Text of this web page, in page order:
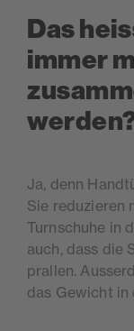
Das
immer
Ja, denn
Sie reduzieren
Turnschuhe in
auch, dass die
prallen.
das Gewicht in